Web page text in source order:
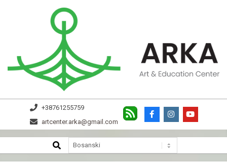
ARKA
+38761255759
artcenter.arka@gmail.com
Navigation
SEARCH